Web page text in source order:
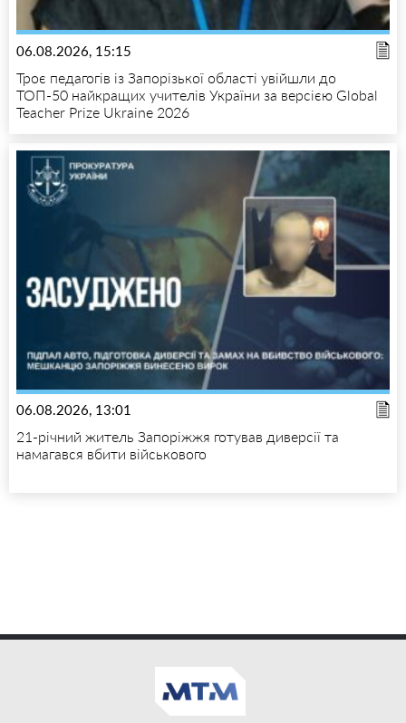
06.08.2026, 15:15
Троє педагогів із Запорізької області увійшли до
ТОП-50 найкращих учителів України за версією Global
Teacher Prize Ukraine 2026
06.08.2026, 13:01
21-річний житель Запоріжжя готував диверсії та
намагався вбити військового